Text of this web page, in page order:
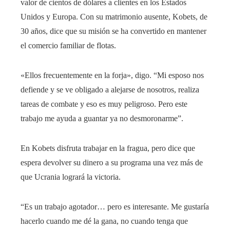
valor de cientos de dólares a clientes en los Estados
Unidos y Europa. Con su matrimonio ausente, Kobets, de
30 años, dice que su misión se ha convertido en mantener
el comercio familiar de flotas.
«Ellos frecuentemente en la forja», digo. “Mi esposo nos
defiende y se ve obligado a alejarse de nosotros, realiza
tareas de combate y eso es muy peligroso. Pero este
trabajo me ayuda a guantar ya no desmoronarme”.
En Kobets disfruta trabajar en la fragua, pero dice que
espera devolver su dinero a su programa una vez más de
que Ucrania logrará la victoria.
“Es un trabajo agotador… pero es interesante. Me gustaría
hacerlo cuando me dé la gana, no cuando tenga que